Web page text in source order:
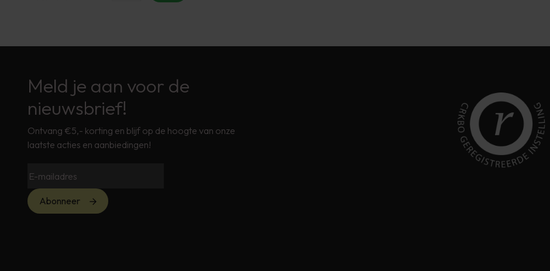
Meld je aan voor de
nieuwsbrief!
Ontvang €5,- korting en blijf op de hoogte van onze
laatste acties en aanbiedingen!
Abonneer